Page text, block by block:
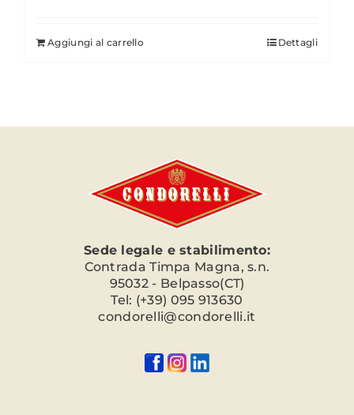
Aggiungi al carrello Dettagli
Sede legale e stabilimento:
Contrada Timpa Magna, s.n.
95032 - Belpasso(CT)
Tel: (+39) 095 913630
condorelli@condorelli.it